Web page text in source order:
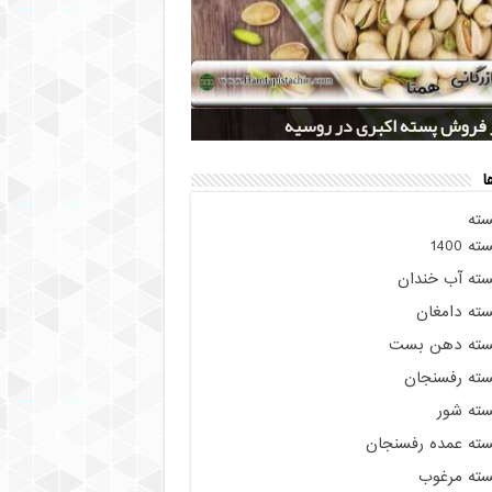
پسته اکبری 1400
فروش پسته اکبری در روسیه
مستقیم مغز پسته شور
فروش پسته کله قوچی صادراتی
عمده پسته اکبری ممتاز
1400
آب خندان
دامغان
دهن بست
رفسنجان
شور
عمده رفسنجان
مرغوب